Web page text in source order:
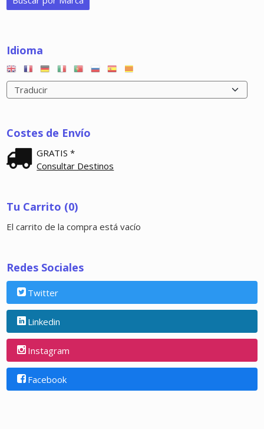
Idioma
Costes de Envío
GRATIS *
Consultar Destinos
Tu Carrito (0)
El carrito de la compra está vacío
Redes Sociales
Twitter
Linkedin
Instagram
Facebook